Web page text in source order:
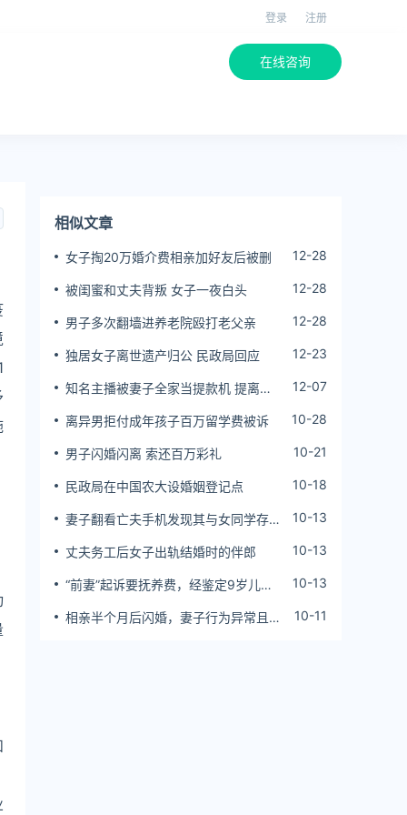
登录 注册
在线咨询
相似文章
女子掏20万婚介费相亲加好友后被删 12-28
被闺蜜和丈夫背叛 女子一夜白头 12-28
男子多次翻墙进养老院殴打老父亲 12-28
独居女子离世遗产归公 民政局回应 12-23
知名主播被妻子全家当提款机 提离婚
12-07
离异男拒付成年孩子百万留学费被诉 10-28
男子闪婚闪离 索还百万彩礼 10-21
民政局在中国农大设婚姻登记点 10-18
妻子翻看亡夫手机发现其与女同学存婚
10-13
丈夫务工后女子出轨结婚时的伴郎 10-13
“前妻”起诉要抚养费，经鉴定9岁儿子
10-13
相亲半个月后闪婚，妻子行为异常且持
10-11